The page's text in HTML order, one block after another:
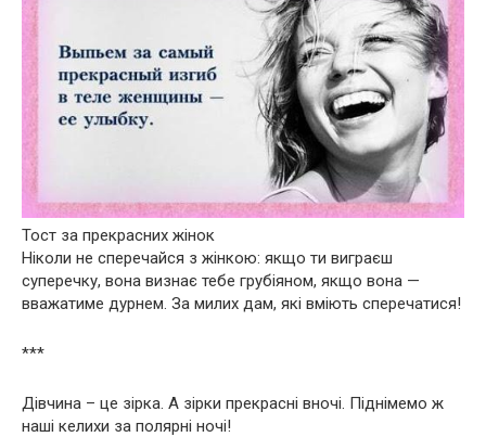
Тост за прекрасних жінок
Ніколи не сперечайся з жінкою: якщо ти виграєш
суперечку, вона визнає тебе грубіяном, якщо вона —
вважатиме дурнем. За милих дам, які вміють сперечатися!
***
Дівчина – це зірка. А зірки прекрасні вночі. Піднімемо ж
наші келихи за полярні ночі!